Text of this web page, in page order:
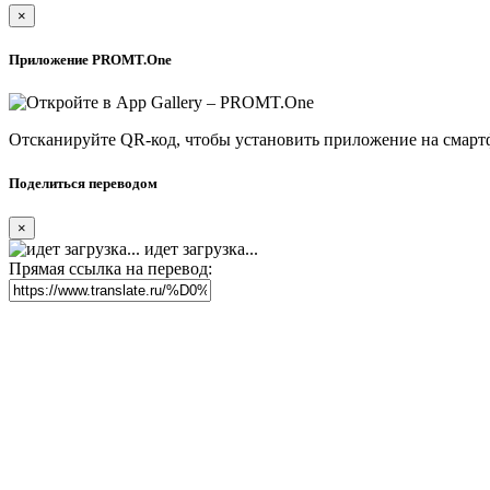
×
Приложение PROMT.One
Отсканируйте QR-код, чтобы установить приложение на
Поделиться переводом
×
идет загрузка...
Прямая ссылка на перевод: